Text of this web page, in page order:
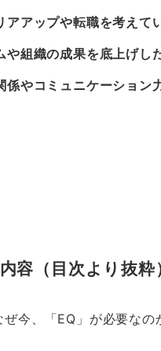
アアップや転職を考えて
や組織の成果を底上げし
係やコミュニケーション
容（目次より抜粋
ぜ今、「EQ」が必要なの